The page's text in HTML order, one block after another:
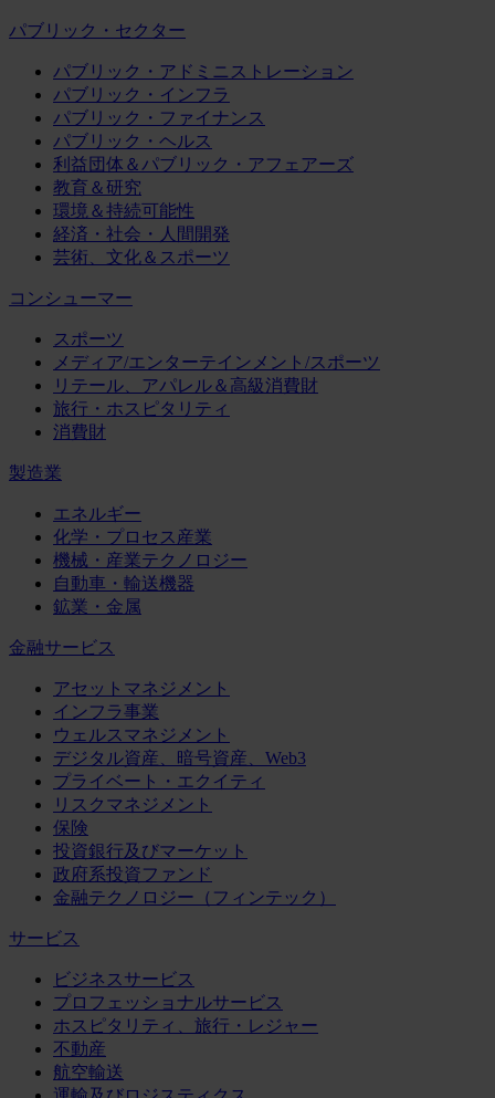
パブリック・セクター
パブリック・アドミニストレーション
パブリック・インフラ
パブリック・ファイナンス
パブリック・ヘルス
利益団体＆パブリック・アフェアーズ
教育＆研究
環境＆持続可能性
経済・社会・人間開発
芸術、文化＆スポーツ
コンシューマー
スポーツ
メディア/エンターテインメント/スポーツ
リテール、アパレル＆高級消費財
旅行・ホスピタリティ
消費財
製造業
エネルギー
化学・プロセス産業
機械・産業テクノロジー
自動車・輸送機器
鉱業・金属
金融サービス
アセットマネジメント
インフラ事業
ウェルスマネジメント
デジタル資産、暗号資産、Web3
プライベート・エクイティ
リスクマネジメント
保険
投資銀行及びマーケット
政府系投資ファンド
金融テクノロジー（フィンテック）
サービス
ビジネスサービス
プロフェッショナルサービス
ホスピタリティ、旅行・レジャー
不動産
航空輸送